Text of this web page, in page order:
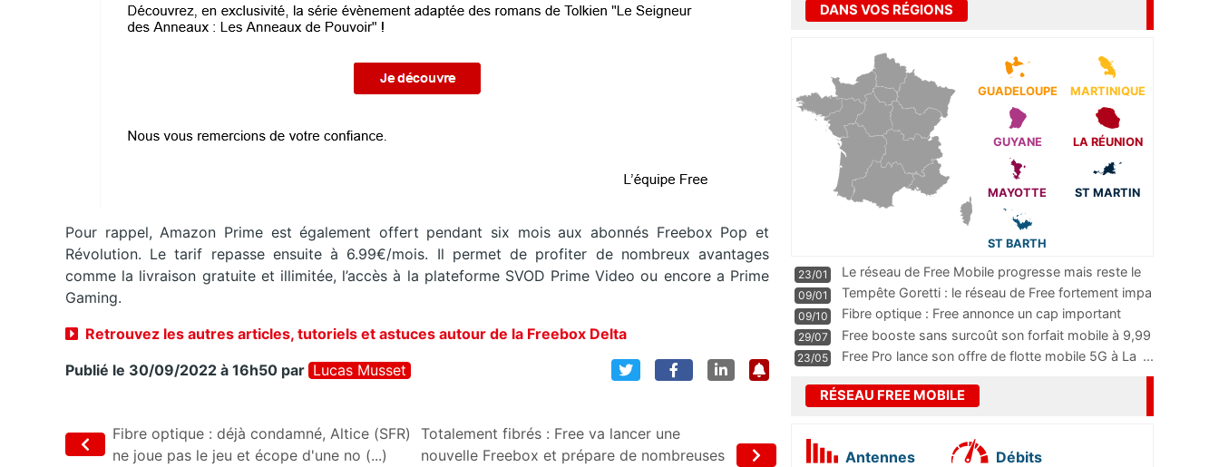
Pour rappel, Amazon Prime est également offert pendant six mois aux abonnés Freebox Pop et
Révolution. Le tarif repasse ensuite à 6.99€/mois. Il permet de profiter de nombreux avantages
comme la livraison gratuite et illimitée, l’accès à la plateforme SVOD Prime Video ou encore a Prime
Gaming.
Retrouvez les autres articles, tutoriels et astuces autour de la Freebox Delta
Publié le 30/09/2022 à 16h50 par Lucas Musset
Fibre optique : déjà condamné, Altice (SFR)
ne joue pas le jeu et écope d'une no (...)
Totalement fibrés : Free va lancer une
nouvelle Freebox et prépare de nombreuses
DANS VOS RÉGIONS
GUADELOUPE MARTINIQUE
GUYANE LA RÉUNION
MAYOTTE ST MARTIN
ST BARTH
23/01
Le réseau de Free Mobile progresse mais reste le
m
...
09/01
Tempête Goretti : le réseau de Free fortement impa
09/10
Fibre optique : Free annonce un cap important
pass
...
29/07
Free booste sans surcoût son forfait mobile à 9,99
23/05 Free Pro lance son offre de flotte mobile 5G à La ...
RÉSEAU FREE MOBILE
Antennes Débits